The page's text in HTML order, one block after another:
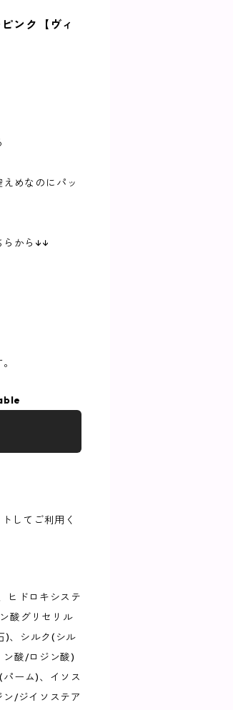
ンク【ヴィ
めなのにパッ
らから↓↓
してご利用く
ヒドロキシステ
酸グリセリル
)、シルク(シル
ン酸/ロジン酸)
ーム)、イソス
/ジイソステア